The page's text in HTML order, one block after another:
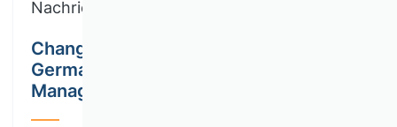
Nachricht
Changes to the editorial team of the
German Journal of Human Resource
Management